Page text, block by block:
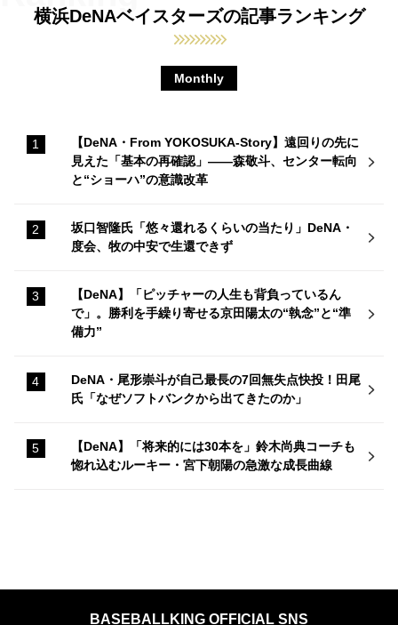
横浜DeNAベイスターズの記事ランキング
Monthly
【DeNA・From YOKOSUKA-Story】遠回りの先に
見えた「基本の再確認」——森敬斗、センター転向
と“ショーハ”の意識改革
坂口智隆氏「悠々還れるくらいの当たり」DeNA・
度会、牧の中安で生還できず
【DeNA】「ピッチャーの人生も背負っているん
で」。勝利を手繰り寄せる京田陽太の“執念”と“準
備力”
DeNA・尾形崇斗が自己最長の7回無失点快投！田尾
氏「なぜソフトバンクから出てきたのか」
【DeNA】「将来的には30本を」鈴木尚典コーチも
惚れ込むルーキー・宮下朝陽の急激な成長曲線
BASEBALLKING OFFICIAL SNS